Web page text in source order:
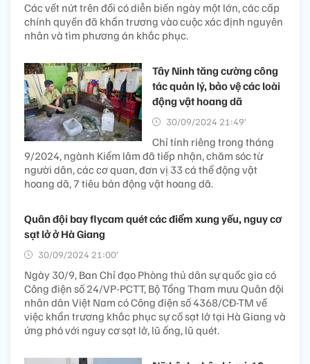
Các vết nứt trên đồi có diễn biến ngày một lớn, các cấp
chính quyền đã khẩn trương vào cuộc xác định nguyên
nhân và tìm phương án khắc phục.
Tây Ninh tăng cường công
tác quản lý, bảo vệ các loài
động vật hoang dã
30/09/2024 21:49’
Chỉ tính riêng trong tháng
9/2024, ngành Kiểm lâm đã tiếp nhận, chăm sóc từ
người dân, các cơ quan, đơn vị 33 cá thể động vật
hoang dã, 7 tiêu bản động vật hoang dã.
Quân đội bay flycam quét các điểm xung yếu, nguy cơ
sạt lở ở Hà Giang
30/09/2024 21:00’
Ngày 30/9, Ban Chỉ đạo Phòng thủ dân sự quốc gia có
Công điện số 24/VP-PCTT, Bộ Tổng Tham mưu Quân đội
nhân dân Việt Nam có Công điện số 4368/CĐ-TM về
việc khẩn trương khắc phục sự cố sạt lở tại Hà Giang và
ứng phó với nguy cơ sạt lở, lũ ống, lũ quét.